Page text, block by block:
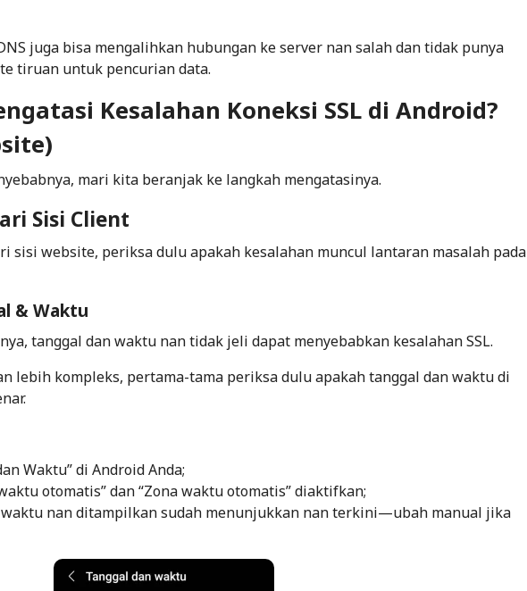
juga bisa mengalihkan hubungan ke server nan salah dan tidak punya
tiruan untuk pencurian data.
Kesalahan Koneksi SSL di Android?
mari kita beranjak ke langkah mengatasinya.
Sisi Client
sisi website, periksa dulu apakah kesalahan muncul lantaran masalah pada
& Waktu
tanggal dan waktu nan tidak jeli dapat menyebabkan kesalahan SSL.
lebih kompleks, pertama-tama periksa dulu apakah tanggal dan waktu di
Waktu” di Android Anda;
otomatis” dan “Zona waktu otomatis” diaktifkan;
waktu nan ditampilkan sudah menunjukkan nan terkini—ubah manual jika